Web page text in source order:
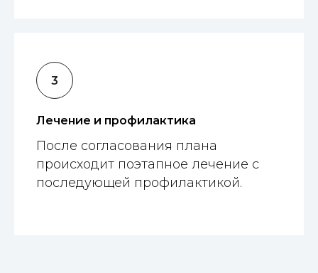
Лечение и профилактика
После согласования плана
происходит поэтапное лечение с
последующей профилактикой.